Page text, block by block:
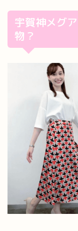
宇賀神メグ
物？